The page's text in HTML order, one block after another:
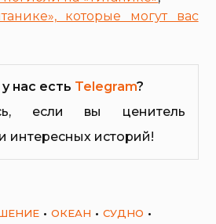
которые могут вас
нас есть Telegram?
если вы ценитель
интересных историй!
ОКЕАН
СУДНО